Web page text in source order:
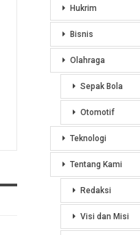
Hukrim
Bisnis
Olahraga
Sepak Bola
Otomotif
Teknologi
Tentang Kami
Redaksi
Visi dan Misi